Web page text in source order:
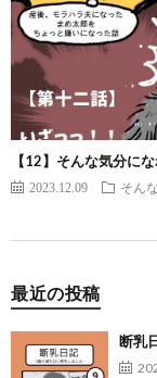
【12】そんな気分に
2023.12.09 そん
最近の投稿
断乳